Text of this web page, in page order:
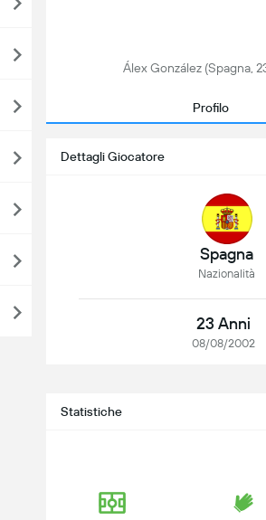
Álex González (Spagna,
Profilo
Dettagli Giocatore
Spagna
Nazionalità
23 Anni
08/08/2002
Statistiche